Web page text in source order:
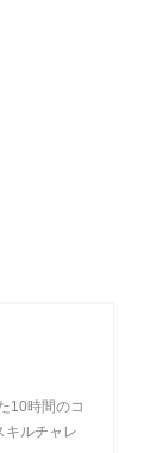
10時間のコ
キルチャレ